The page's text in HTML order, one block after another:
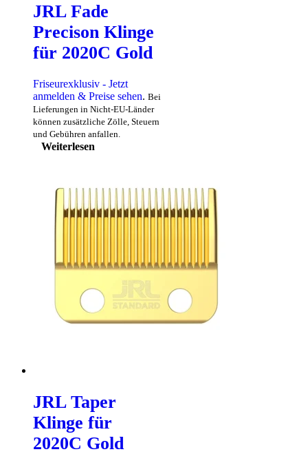
JRL Fade
Precison Klinge
für 2020C Gold
Friseurexklusiv - Jetzt
anmelden & Preise sehen. Bei
Lieferungen in Nicht-EU-Länder
können zusätzliche Zölle, Steuern
und Gebühren anfallen.
Weiterlesen
JRL Taper
Klinge für
2020C Gold